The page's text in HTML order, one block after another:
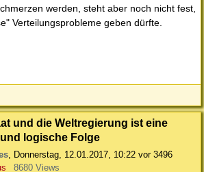
werden, steht aber noch nicht fest,
Verteilungsprobleme geben dürfte.
und die Weltregierung ist eine
logische Folge
, Donnerstag, 12.01.2017, 10:22 vor 3496
8680 Views